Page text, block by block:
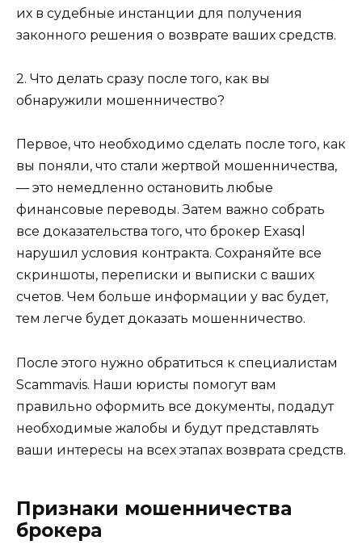
их в судебные инстанции для получения
законного решения о возврате ваших средств.
2. Что делать сразу после того, как вы
обнаружили мошенничество?
Первое, что необходимо сделать после того, как
вы поняли, что стали жертвой мошенничества,
— это немедленно остановить любые
финансовые переводы. Затем важно собрать
все доказательства того, что брокер Exasql
нарушил условия контракта. Сохраняйте все
скриншоты, переписки и выписки с ваших
счетов. Чем больше информации у вас будет,
тем легче будет доказать мошенничество.
После этого нужно обратиться к специалистам
Scammavis. Наши юристы помогут вам
правильно оформить все документы, подадут
необходимые жалобы и будут представлять
ваши интересы на всех этапах возврата средств.
Признаки мошенничества
брокера